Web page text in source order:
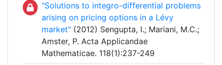
"Solutions to integro-differential problems
arising on pricing options in a Lévy
market" (2012) Sengupta, I.; Mariani, M.C.;
Amster, P. Acta Applicandae
Mathematicae. 118(1):237-249